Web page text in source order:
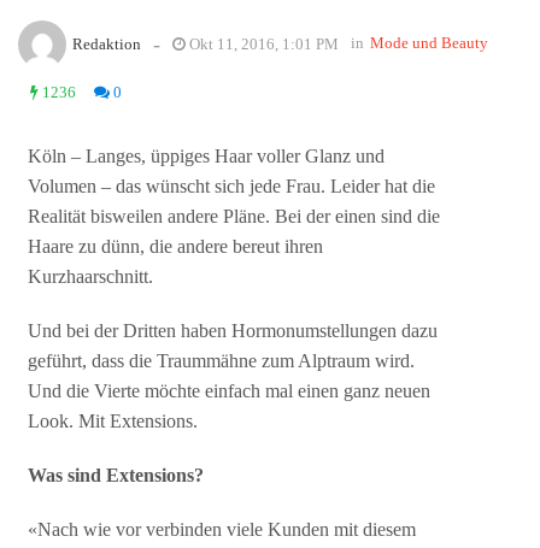
Redaktion - Okt 11, 2016, 1:01 PM in Mode und Beauty
1236 0
Köln – Langes, üppiges Haar voller Glanz und
Volumen – das wünscht sich jede Frau. Leider hat die
Realität bisweilen andere Pläne. Bei der einen sind die
Haare zu dünn, die andere bereut ihren
Kurzhaarschnitt.
Und bei der Dritten haben Hormonumstellungen dazu
geführt, dass die Traummähne zum Alptraum wird.
Und die Vierte möchte einfach mal einen ganz neuen
Look. Mit Extensions.
Was sind Extensions?
«Nach wie vor verbinden viele Kunden mit diesem